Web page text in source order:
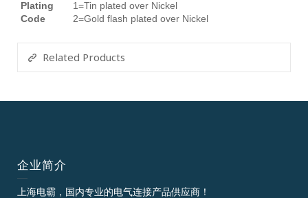
Plating
Code
1=Tin plated over Nickel
2=Gold flash plated over Nickel
Related Products
企业简介
上海电霸，国内专业的电气连接产品供应商！